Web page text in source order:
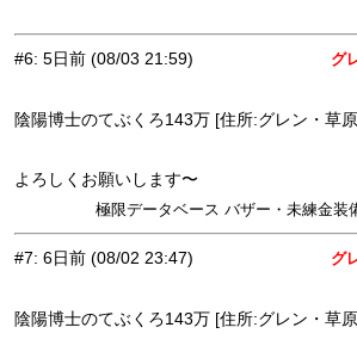
#6: 5日前 (08/03 21:59) グ
陰陽博士のてぶくろ143万 [住所:グレン・草
よろしくお願いします〜
極限データベース バザー・未練金装
#7: 6日前 (08/02 23:47) グ
陰陽博士のてぶくろ143万 [住所:グレン・草